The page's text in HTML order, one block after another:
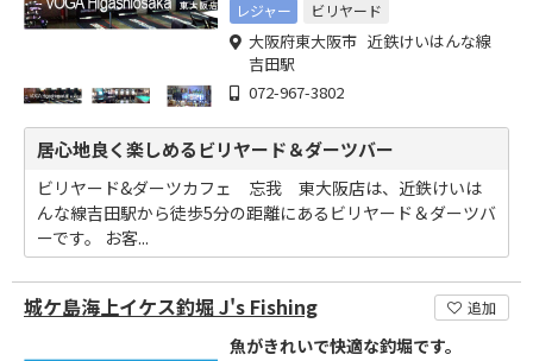
レジャー ビリヤード
大阪府東大阪市 近鉄けいはんな線
吉田駅
072-967-3802
居心地良く楽しめるビリヤード＆ダーツバー
ビリヤード&ダーツカフェ 忘我 東大阪店は、近鉄けいは
んな線吉田駅から徒歩5分の距離にあるビリヤード＆ダーツバ
ーです。 お客...
城ケ島海上イケス釣堀 J's Fishing 追加
魚がきれいで快適な釣堀です。